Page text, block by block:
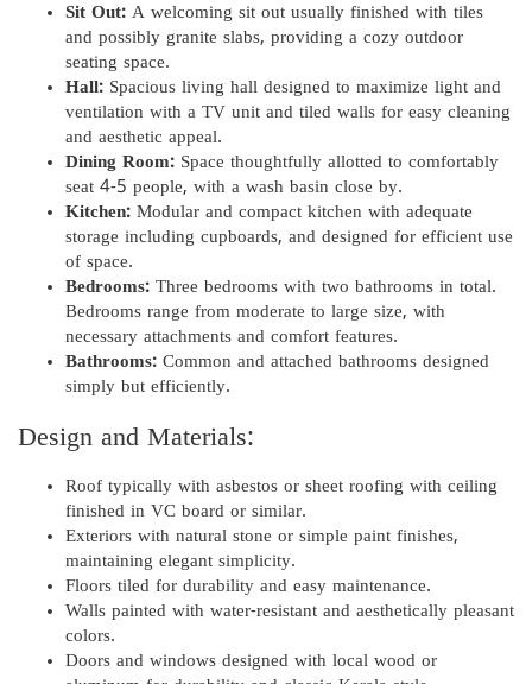
Sit Out: A welcoming sit out usually finished with tiles
and possibly granite slabs, providing a cozy outdoor
seating space.
Hall: Spacious living hall designed to maximize light and
ventilation with a TV unit and tiled walls for easy cleaning
and aesthetic appeal.
Dining Room: Space thoughtfully allotted to comfortably
seat 4-5 people, with a wash basin close by.
Kitchen: Modular and compact kitchen with adequate
storage including cupboards, and designed for efficient use
of space.
Bedrooms: Three bedrooms with two bathrooms in total.
Bedrooms range from moderate to large size, with
necessary attachments and comfort features.
Bathrooms: Common and attached bathrooms designed
simply but efficiently.
Design and Materials:
Roof typically with asbestos or sheet roofing with ceiling
finished in VC board or similar.
Exteriors with natural stone or simple paint finishes,
maintaining elegant simplicity.
Floors tiled for durability and easy maintenance.
Walls painted with water-resistant and aesthetically pleasant
colors.
Doors and windows designed with local wood or